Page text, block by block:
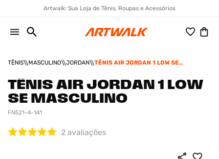
Artwalk: Sua Loja de Tênis, Roupas e Acessórios
TÊNIS MASCULINO JORDAN
TÊNIS AIR JORDAN 1 LOW SE
TÊNIS AIR JORDAN 1 LOW
SE MASCULINO
FN521-4-141
2 avaliações